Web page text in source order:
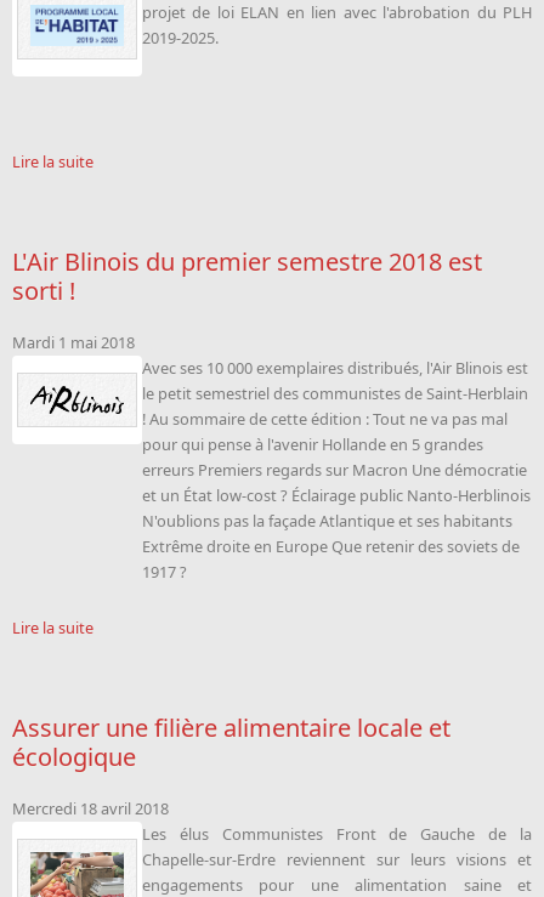
projet de loi ELAN en lien avec l'abrobation du PLH
2019-2025.
Lire la suite
L'Air Blinois du premier semestre 2018 est
sorti !
Mardi 1 mai 2018
Avec ses 10 000 exemplaires distribués, l'Air Blinois est
le petit semestriel des communistes de Saint-Herblain
! Au sommaire de cette édition : Tout ne va pas mal
pour qui pense à l'avenir Hollande en 5 grandes
erreurs Premiers regards sur Macron Une démocratie
et un État low-cost ? Éclairage public Nanto-Herblinois
N'oublions pas la façade Atlantique et ses habitants
Extrême droite en Europe Que retenir des soviets de
1917 ?
Lire la suite
Assurer une filière alimentaire locale et
écologique
Mercredi 18 avril 2018
Les élus Communistes Front de Gauche de la
Chapelle-sur-Erdre reviennent sur leurs visions et
engagements pour une alimentation saine et